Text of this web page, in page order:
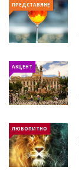
ПРЕДСТАВЯНЕ
АКЦЕНТ
ЛЮБОПИТНО